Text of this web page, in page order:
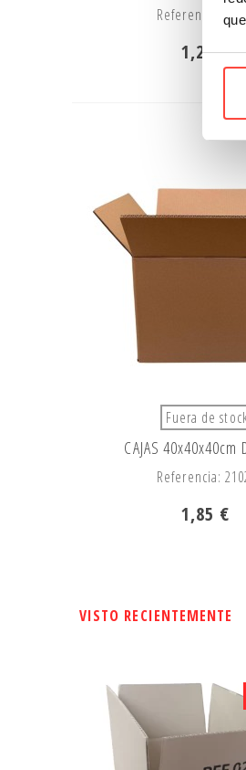
Referencia:
1,20 €
Fuera de
CAJAS 40x40x40cm
Referencia:
1,85 €
VISTO RECIENTEMENTE